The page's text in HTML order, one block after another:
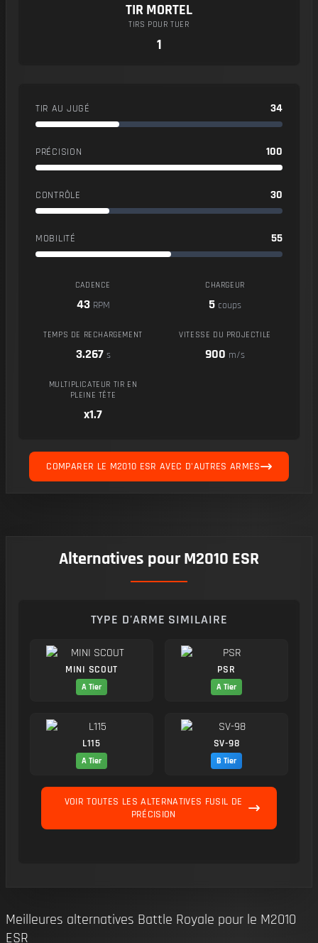
TIR MORTEL
TIRS POUR TUER
1
TIR AU JUGÉ 34
PRÉCISION 100
CONTRÔLE 30
MOBILITÉ 55
CADENCE
43 RPM
CHARGEUR
5 coups
TEMPS DE RECHARGEMENT
3.267 s
VITESSE DU PROJECTILE
900 m/s
MULTIPLICATEUR TIR EN
PLEINE TÊTE
x1.7
COMPARER LE M2010 ESR AVEC D'AUTRES ARMES
Alternatives pour M2010 ESR
TYPE D'ARME SIMILAIRE
MINI SCOUT
A Tier
PSR
A Tier
L115
A Tier
SV-98
B Tier
VOIR TOUTES LES ALTERNATIVES FUSIL DE
PRÉCISION
Meilleures alternatives Battle Royale pour le M2010
ESR